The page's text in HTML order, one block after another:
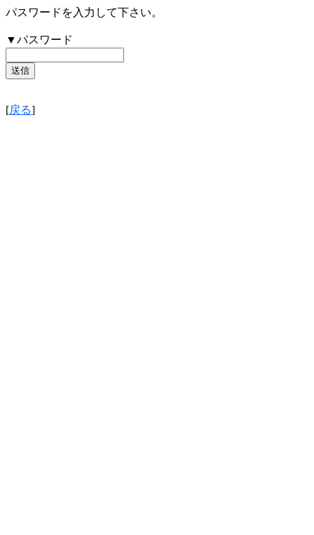
パスワードを入力して下さい。
▼パスワード
[戻る]